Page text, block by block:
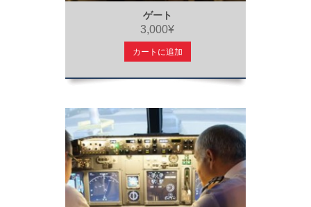
ゲート
3,000¥
カートに追加